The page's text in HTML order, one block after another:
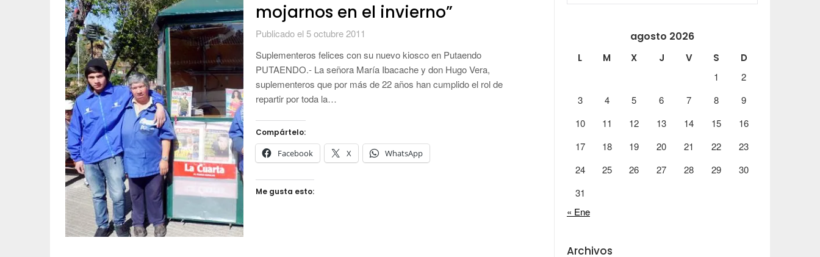
mojarnos en el invierno”
Publicado el 5 octubre 2011
Suplementeros felices con su nuevo kiosco en Putaendo
PUTAENDO.- La señora María Ibacache y don Hugo Vera,
suplementeros que por más de 22 años han cumplido el rol de
repartir por toda la…
Compártelo:
Facebook X WhatsApp
Me gusta esto:
agosto 2026
L M X J V S
D
1
2
3
4 5 6 7 8
9
10
11 12 13 14 15
16
17
18 19 20 21 22
23
24
25 26 27 28 29
30
31
« Ene
Archivos